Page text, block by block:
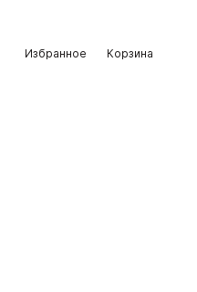
Избранное Корзина